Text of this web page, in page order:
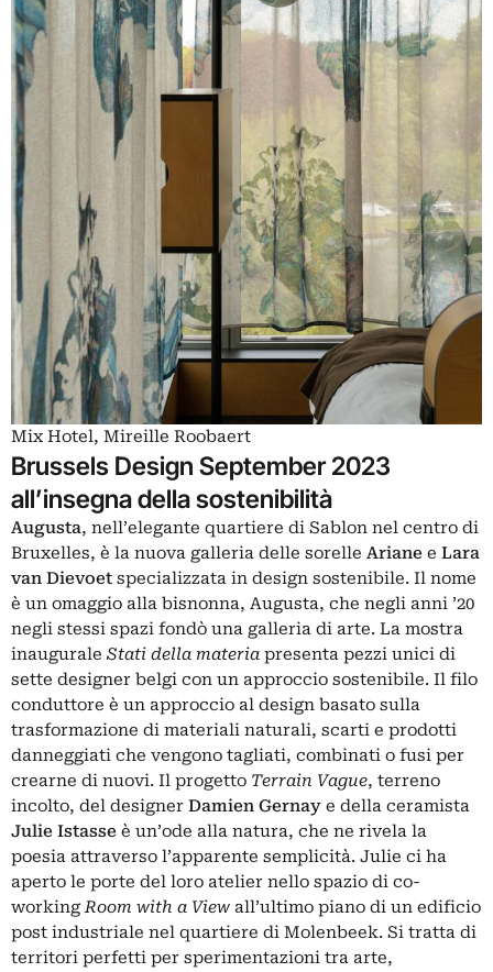
Mix Hotel, Mireille Roobaert
Brussels Design September 2023
all’insegna della sostenibilità
Augusta, nell’elegante quartiere di Sablon nel centro di
Bruxelles, è la nuova galleria delle sorelle Ariane e Lara
van Dievoet specializzata in design sostenibile. Il nome
è un omaggio alla bisnonna, Augusta, che negli anni ’20
negli stessi spazi fondò una galleria di arte. La mostra
inaugurale Stati della materia presenta pezzi unici di
sette designer belgi con un approccio sostenibile. Il filo
conduttore è un approccio al design basato sulla
trasformazione di materiali naturali, scarti e prodotti
danneggiati che vengono tagliati, combinati o fusi per
crearne di nuovi. Il progetto Terrain Vague, terreno
incolto, del designer Damien Gernay e della ceramista
Julie Istasse è un’ode alla natura, che ne rivela la
poesia attraverso l’apparente semplicità. Julie ci ha
aperto le porte del loro atelier nello spazio di co-
workingRoom with a View all’ultimo piano di un edificio
post industriale nel quartiere di Molenbeek. Si tratta di
territori perfetti per sperimentazioni tra arte,